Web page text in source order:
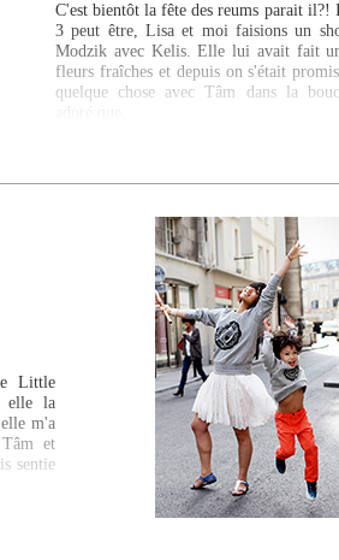
C'est bientôt la fête des reums parait il?!
3 peut être, Lisa et moi faisions un
Modzik avec Kelis. Elle lui avait fait
fleurs fraîches et depuis on s'était
quelque chose avec Tâm dans la
Little
elle la
m'a
Tâm et
sentie